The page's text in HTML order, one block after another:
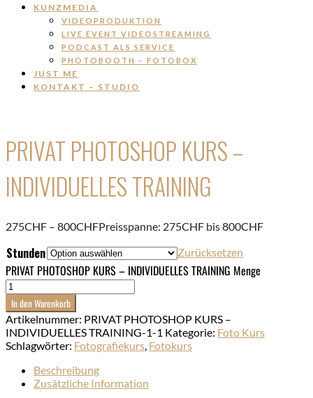
KUNZMEDIA
VIDEOPRODUKTION
LIVE EVENT VIDEOSTREAMING
PODCAST ALS SERVICE
PHOTOBOOTH – FOTOBOX
JUST ME
KONTAKT – STUDIO
PRIVAT PHOTOSHOP KURS –
INDIVIDUELLES TRAINING
275CHF – 800CHFPreisspanne: 275CHF bis 800CHF
Stunden Zurücksetzen
PRIVAT PHOTOSHOP KURS – INDIVIDUELLES TRAINING Menge
In den Warenkorb
Artikelnummer: PRIVAT PHOTOSHOP KURS –
INDIVIDUELLES TRAINING-1-1 Kategorie: Foto Kurs
Schlagwörter: Fotografiekurs Fotokurs
Beschreibung
Zusätzliche Information